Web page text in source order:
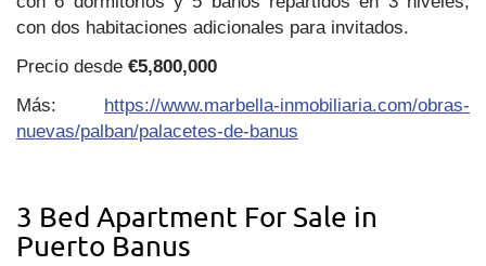
con dos habitaciones adicionales para invitados.
Precio desde €5,800,000
Más: https://www.marbella-inmobiliaria.com/obras-
nuevas/palban/palacetes-de-banus
3 Bed Apartment For Sale in
Puerto Banus